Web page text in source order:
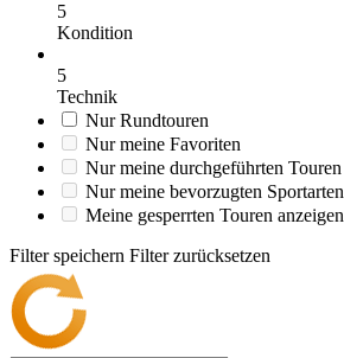
5
Kondition
5
Technik
Nur Rundtouren
Nur meine Favoriten
Nur meine durchgeführten Touren
Nur meine bevorzugten Sportarten
Meine gesperrten Touren anzeigen
Filter speichern Filter zurücksetzen